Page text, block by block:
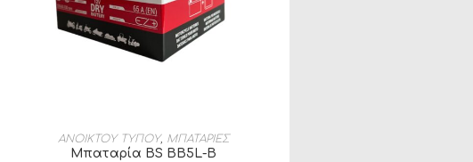
ΠΡΟΣΘΉΚΗ ΣΤΟ ΚΑΛΆΘΙ
ΑΝΟΙΚΤΟΥ ΤΥΠΟΥ, ΜΠΑΤΑΡΙΕΣ
Μπαταρία BS BB5L-B